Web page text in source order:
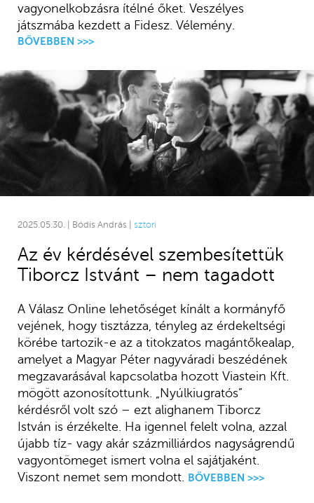
2025.05.30. | Bódis András | sztori
Az év kérdésével szembesítettük
Tiborcz Istvánt – nem tagadott
A Válasz Online lehetőséget kínált a kormányfő
vejének, hogy tisztázza, tényleg az érdekeltségi
körébe tartozik-e az a titokzatos magántőkealap,
amelyet a Magyar Péter nagyváradi beszédének
megzavarásával kapcsolatba hozott Viastein Kft.
mögött azonosítottunk. „Nyúlkiugratós”
kérdésről volt szó – ezt alighanem Tiborcz
István is érzékelte. Ha igennel felelt volna, azzal
újabb tíz- vagy akár százmilliárdos nagyságrendű
vagyontömeget ismert volna el sajátjaként.
Viszont nemet sem mondott. BŐVEBBEN >>>
vagyonelkobzásra ítélné őket. Veszélyes
játszmába kezdett a Fidesz. Vélemény.
BŐVEBBEN >>>